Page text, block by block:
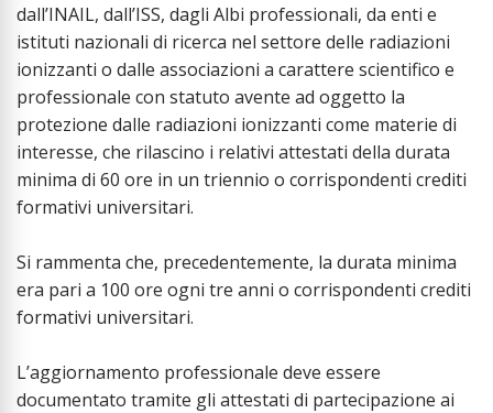
dall’INAIL, dall’ISS, dagli Albi professionali, da enti e
istituti nazionali di ricerca nel settore delle radiazioni
ionizzanti o dalle associazioni a carattere scientifico e
professionale con statuto avente ad oggetto la
protezione dalle radiazioni ionizzanti come materie di
interesse, che rilascino i relativi attestati della durata
minima di 60 ore in un triennio o corrispondenti crediti
formativi universitari.
Si rammenta che, precedentemente, la durata minima
era pari a 100 ore ogni tre anni o corrispondenti crediti
formativi universitari.
L’aggiornamento professionale deve essere
documentato tramite gli attestati di partecipazione ai